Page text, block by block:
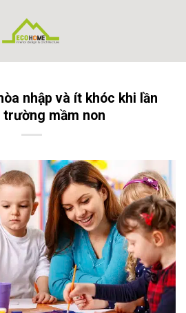
nhập và ít khóc khi lần
mầm non